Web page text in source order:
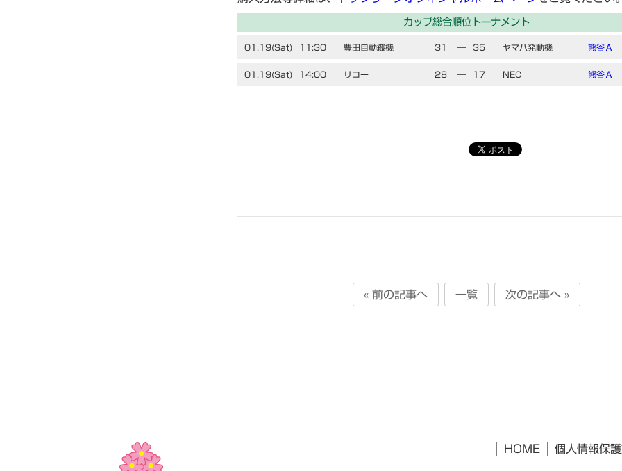
カップ総合順位トーナメント
01.19(Sat) 11:30 豊田自動織機 31 ― 35 ヤマハ発動機 熊谷Ａ
01.19(Sat) 14:00 リコー 28 ― 17 NEC 熊谷Ａ
« 前の記事へ 一覧 次の記事へ »
HOME 個人情報保